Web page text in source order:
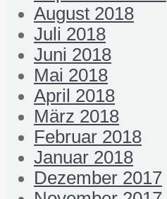
August 2018
Juli 2018
Juni 2018
Mai 2018
April 2018
März 2018
Februar 2018
Januar 2018
Dezember 2017